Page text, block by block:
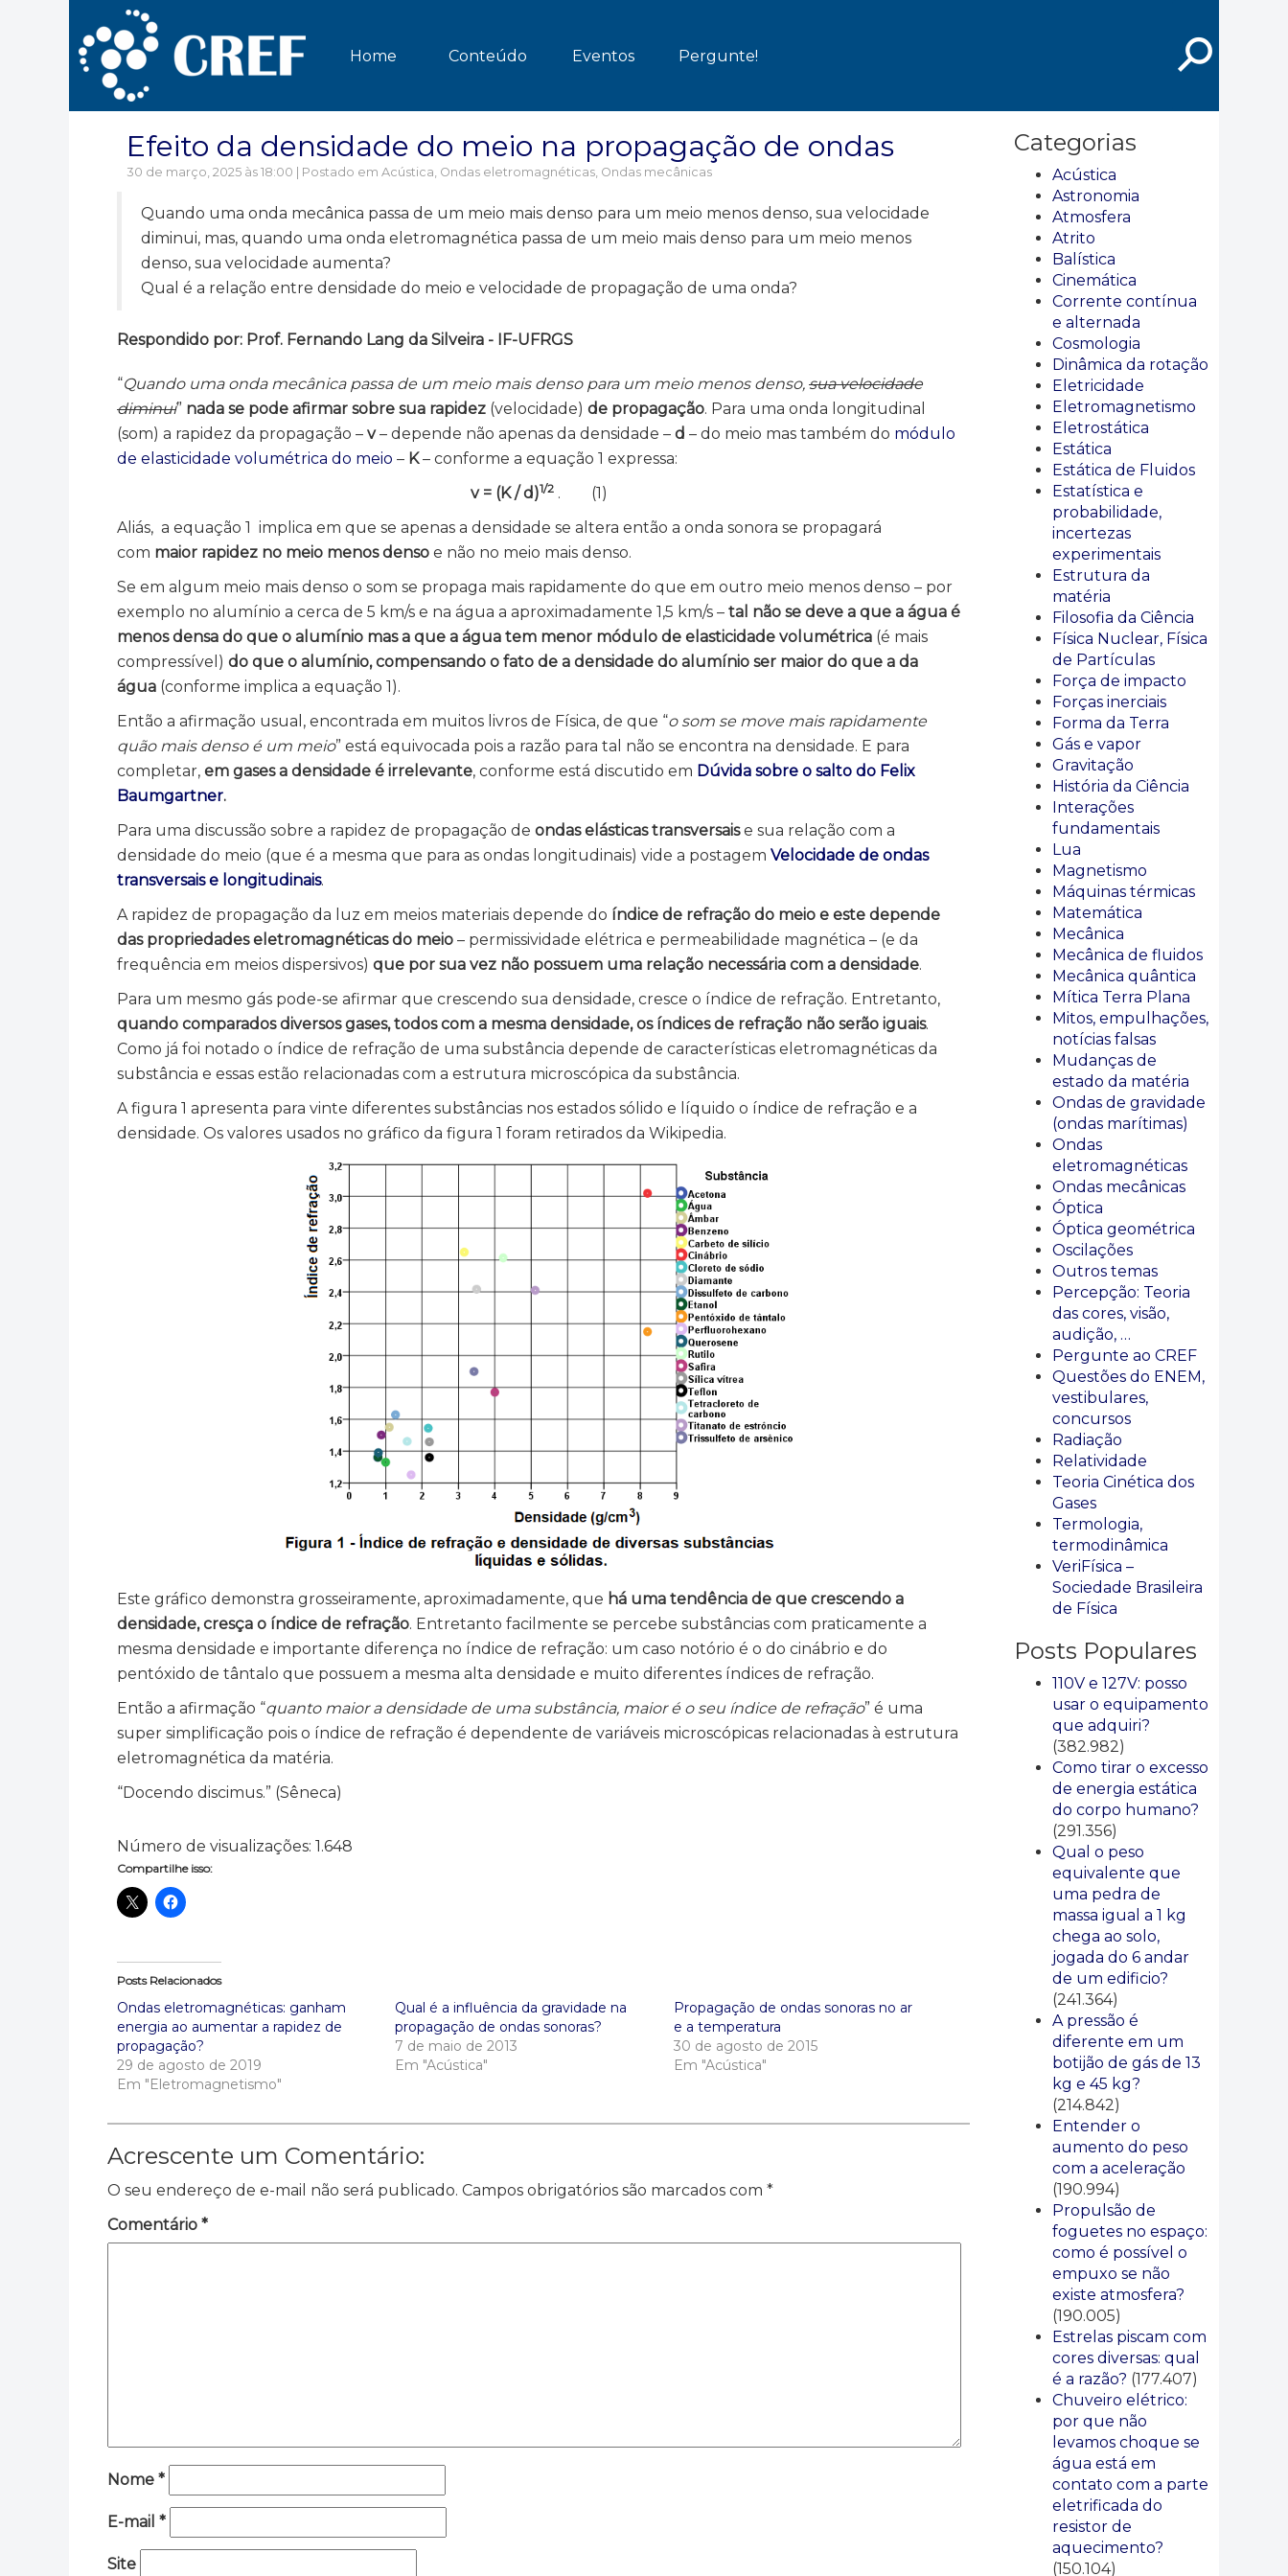
⚲
Home Conteúdo Eventos Pergunte!
Efeito da densidade do meio na propagação de ondas
30 de março, 2025 às 18:00 | Postado em Acústica, Ondas eletromagnéticas, Ondas mecânicas
Quando uma onda mecânica passa de um meio mais denso para um meio menos denso, sua velocidade
diminui, mas, quando uma onda eletromagnética passa de um meio mais denso para um meio menos
denso, sua velocidade aumenta?
Qual é a relação entre densidade do meio e velocidade de propagação de uma onda?
Respondido por: Prof. Fernando Lang da Silveira - IF-UFRGS
“Quando uma onda mecânicapassa de um meio mais denso para um meio menos denso, sua velocidade
diminui” nada se pode afirmar sobre sua rapidez (velocidade) de propagação. Para uma onda longitudinal
(som) a rapidez da propagação – v– depende não apenas da densidade – d – do meio mas também do módulo
de elasticidade volumétrica do meio – K– conforme a equação 1 expressa:
v = (K / d)1/2. (1)
Aliás, a equação 1 implica em que se apenas a densidade se altera então a onda sonora se propagará
com maior rapidez no meio menos denso e não no meio mais denso.
Se em algum meio mais denso o som se propaga mais rapidamente do que em outro meio menos denso – por
exemplo no alumínio a cerca de 5 km/s e na água a aproximadamente 1,5 km/s – tal não se deve a que a água é
menos densa do que o alumínio mas a que a água tem menor módulo de elasticidade volumétrica (é mais
compressível) do que o alumínio, compensando o fato de a densidade do alumínio ser maior do que a da
água (conforme implica a equação 1).
Então a afirmação usual, encontrada em muitos livros de Física, de que “o som se move mais rapidamente
quão mais denso é um meio” está equivocada pois a razão para tal não se encontra na densidade. E para
completar, em gases a densidade é irrelevante, conforme está discutido em Dúvida sobre o salto do Felix
Baumgartner.
Para uma discussão sobre a rapidez de propagação de ondas elásticas transversaise sua relação com a
densidade do meio (que é a mesma que para as ondas longitudinais) vide a postagem Velocidade de ondas
transversais e longitudinais.
A rapidez de propagação da luz em meios materiais depende do índice de refração do meio e este depende
das propriedades eletromagnéticas do meio – permissividade elétrica e permeabilidade magnética – (e da
frequência em meios dispersivos) que por sua vez não possuem uma relação necessária com a densidade.
Para um mesmo gás pode-se afirmar que crescendo sua densidade, cresce o índice de refração. Entretanto,
quando comparados diversos gases, todos com a mesma densidade, os índices de refração não serão iguais.
Como já foi notado o índice de refração de uma substância depende de características eletromagnéticas da
substância e essas estão relacionadas com a estrutura microscópica da substância.
A figura 1 apresenta para vinte diferentes substâncias nos estados sólido e líquido o índice de refração e a
densidade. Os valores usados no gráfico da figura 1 foram retirados da Wikipedia.
Este gráfico demonstra grosseiramente, aproximadamente, que há uma tendência de que crescendo a
densidade, cresça o índice de refração. Entretanto facilmente se percebe substâncias com praticamente a
mesma densidade e importante diferença no índice de refração: um caso notório é o do cinábrio e do
pentóxido de tântalo que possuem a mesma alta densidade e muito diferentes índices de refração.
Então a afirmação “quanto maior a densidade de uma substância, maior é o seu índice de refração” é uma
super simplificação pois o índice de refração é dependente de variáveis microscópicas relacionadas à estrutura
eletromagnética da matéria.
“Docendo discimus.” (Sêneca)
Número de visualizações: 1.648
Compartilhe isso:
Posts Relacionados
Ondas eletromagnéticas: ganham
energia ao aumentar a rapidez de
propagação?
29 de agosto de 2019
Em "Eletromagnetismo"
Qual é a influência da gravidade na
propagação de ondas sonoras?
7 de maio de 2013
Em "Acústica"
Propagação de ondas sonoras no ar
e a temperatura
30 de agosto de 2015
Em "Acústica"
Acrescente um Comentário:
O seu endereço de e-mail não será publicado. Campos obrigatórios são marcados com *
Comentário *
Nome *
E-mail *
Site
Categorias
Acústica
Astronomia
Atmosfera
Atrito
Balística
Cinemática
Corrente contínua
e alternada
Cosmologia
Dinâmica da rotação
Eletricidade
Eletromagnetismo
Eletrostática
Estática
Estática de Fluidos
Estatística e
probabilidade,
incertezas
experimentais
Estrutura da
matéria
Filosofia da Ciência
Física Nuclear, Física
de Partículas
Força de impacto
Forças inerciais
Forma da Terra
Gás e vapor
Gravitação
História da Ciência
Interações
fundamentais
Lua
Magnetismo
Máquinas térmicas
Matemática
Mecânica
Mecânica de fluidos
Mecânica quântica
Mítica Terra Plana
Mitos, empulhações,
notícias falsas
Mudanças de
estado da matéria
Ondas de gravidade
(ondas marítimas)
Ondas
eletromagnéticas
Ondas mecânicas
Óptica
Óptica geométrica
Oscilações
Outros temas
Percepção: Teoria
das cores, visão,
audição, …
Pergunte ao CREF
Questões do ENEM,
vestibulares,
concursos
Radiação
Relatividade
Teoria Cinética dos
Gases
Termologia,
termodinâmica
VeriFísica –
Sociedade Brasileira
de Física
Posts Populares
110V e 127V: posso
usar o equipamento
que adquiri?
(382.982)
Como tirar o excesso
de energia estática
do corpo humano?
(291.356)
Qual o peso
equivalente que
uma pedra de
massa igual a 1 kg
chega ao solo,
jogada do 6 andar
de um edificio?
(241.364)
A pressão é
diferente em um
botijão de gás de 13
kg e 45 kg?
(214.842)
Entender o
aumento do peso
com a aceleração
(190.994)
Propulsão de
foguetes no espaço:
como é possível o
empuxo se não
existe atmosfera?
(190.005)
Estrelas piscam com
cores diversas: qual
é a razão? (177.407)
Chuveiro elétrico:
por que não
levamos choque se
água está em
contato com a parte
eletrificada do
resistor de
aquecimento?
(150.104)